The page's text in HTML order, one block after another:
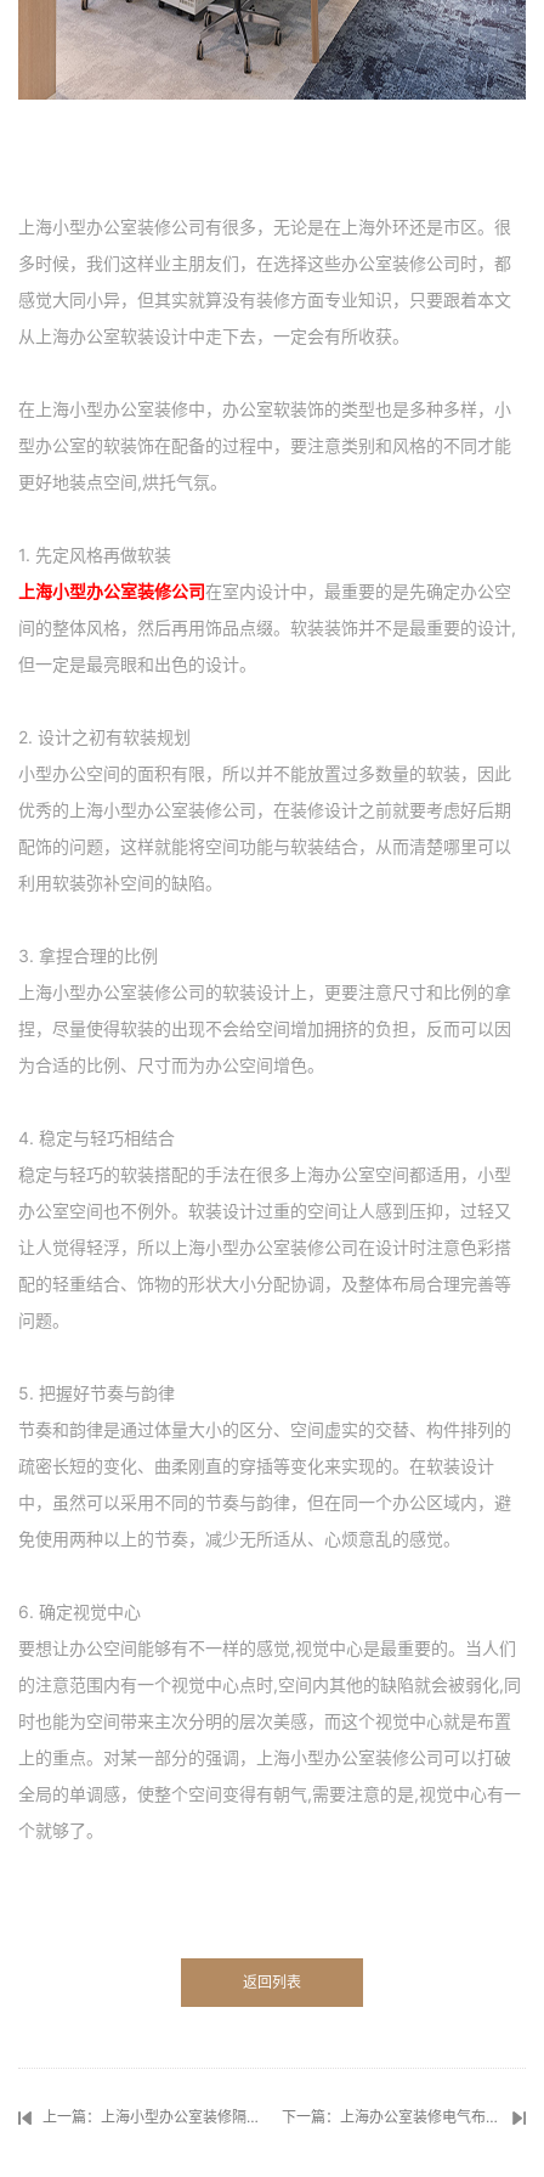
上海小型办公室装修公司有很多，无论是在上海外环还是市区。很
多时候，我们这样业主朋友们，在选择这些办公室装修公司时，都
感觉大同小异，但其实就算没有装修方面专业知识，只要跟着本文
从上海办公室软装设计中走下去，一定会有所收获。
在上海小型办公室装修中，办公室软装饰的类型也是多种多样，小
型办公室的软装饰在配备的过程中，要注意类别和风格的不同才能
更好地装点空间,烘托气氛。
1. 先定风格再做软装
上海小型办公室装修公司在室内设计中，最重要的是先确定办公空
间的整体风格，然后再用饰品点缀。软装装饰并不是最重要的设计,
但一定是最亮眼和出色的设计。
2. 设计之初有软装规划
小型办公空间的面积有限，所以并不能放置过多数量的软装，因此
优秀的上海小型办公室装修公司，在装修设计之前就要考虑好后期
配饰的问题，这样就能将空间功能与软装结合，从而清楚哪里可以
利用软装弥补空间的缺陷。
3. 拿捏合理的比例
上海小型办公室装修公司的软装设计上，更要注意尺寸和比例的拿
捏，尽量使得软装的出现不会给空间增加拥挤的负担，反而可以因
为合适的比例、尺寸而为办公空间增色。
4. 稳定与轻巧相结合
稳定与轻巧的软装搭配的手法在很多上海办公室空间都适用，小型
办公室空间也不例外。软装设计过重的空间让人感到压抑，过轻又
让人觉得轻浮，所以上海小型办公室装修公司在设计时注意色彩搭
配的轻重结合、饰物的形状大小分配协调，及整体布局合理完善等
问题。
5. 把握好节奏与韵律
节奏和韵律是通过体量大小的区分、空间虚实的交替、构件排列的
疏密长短的变化、曲柔刚直的穿插等变化来实现的。在软装设计
中，虽然可以采用不同的节奏与韵律，但在同一个办公区域内，避
免使用两种以上的节奏，减少无所适从、心烦意乱的感觉。
6. 确定视觉中心
要想让办公空间能够有不一样的感觉,视觉中心是最重要的。当人们
的注意范围内有一个视觉中心点时,空间内其他的缺陷就会被弱化,同
时也能为空间带来主次分明的层次美感，而这个视觉中心就是布置
上的重点。对某一部分的强调，上海小型办公室装修公司可以打破
全局的单调感，使整个空间变得有朝气,需要注意的是,视觉中心有一
个就够了。
返回列表
上一篇：上海小型办公室装修隔声技巧 下一篇：上海办公室装修电气布置设计